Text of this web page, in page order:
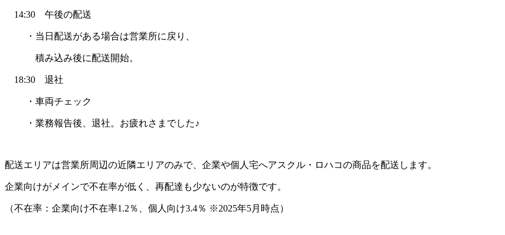
14:30 午後の配送
・当日配送がある場合は営業所に戻り、
積み込み後に配送開始。
18:30 退社
・車両チェック
・業務報告後、退社。お疲れさまでした♪
配送エリアは営業所周辺の近隣エリアのみで、企業や個人宅へアスクル・ロハコの商品を配送します。
企業向けがメインで不在率が低く、再配達も少ないのが特徴です。
（不在率：企業向け不在率1.2％、個人向け3.4％ ※2025年5月時点）